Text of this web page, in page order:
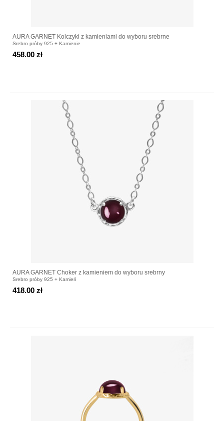
AURA GARNET Kolczyki z kamieniami do wyboru srebrne
Srebro próby 925 + Kamienie
458.00 zł
AURA GARNET Choker z kamieniem do wyboru srebrny
Srebro próby 925 + Kamień
418.00 zł